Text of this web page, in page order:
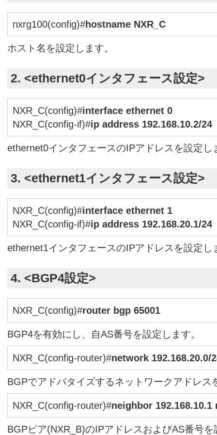
nxrg100(config)#hostname NXR_C
ホスト名を設定します。
2. <ethernet0インタフェース設定>
NXR_C(config)#interface ethernet 0
NXR_C(config-if)#ip address 192.168.10.2/24
ethernet0インタフェースのIPアドレスを設定し
3. <ethernet1インタフェース設定>
NXR_C(config)#interface ethernet 1
NXR_C(config-if)#ip address 192.168.20.1/24
ethernet1インタフェースのIPアドレスを設定し
4. <BGP4設定>
NXR_C(config)#router bgp 65001
BGP4を有効にし、自AS番号を設定します。
NXR_C(config-router)#network 192.168.20.0/
BGPでアドバタイズするネットワークアドレス
NXR_C(config-router)#neighbor 192.168.10.1
BGPピア(NXR_B)のIPアドレスおよびAS番号